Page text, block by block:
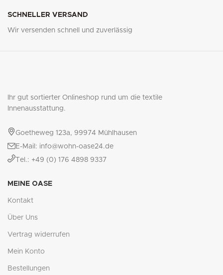
SCHNELLER VERSAND
Wir versenden schnell und zuverlässig
Ihr gut sortierter Onlineshop rund um die textile
Innenausstattung.
Goetheweg 123a, 99974 Mühlhausen
E-Mail: info@wohn-oase24.de
Tel.: +49 (0) 176 4898 9337
MEINE OASE
Kontakt
Über Uns
Vertrag widerrufen
Mein Konto
Bestellungen